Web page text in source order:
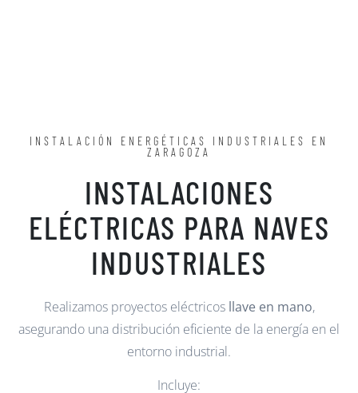
INSTALACIÓN ENERGÉTICAS INDUSTRIALES EN
ZARAGOZA
INSTALACIONES
ELÉCTRICAS PARA NAVES
INDUSTRIALES
Realizamos proyectos eléctricos llave en mano,
asegurando una distribución eficiente de la energía en el
entorno industrial.
Incluye: